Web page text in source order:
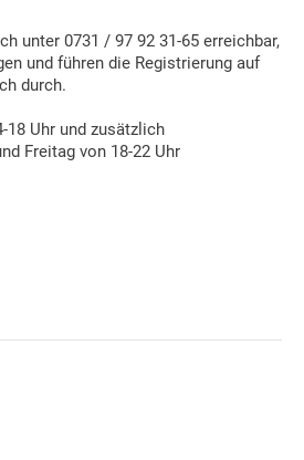
unter 0731 / 97 92 31-65 erreichbar,
und führen die Registrierung auf
durch.
18 Uhr und zusätzlich
Freitag von 18-22 Uhr